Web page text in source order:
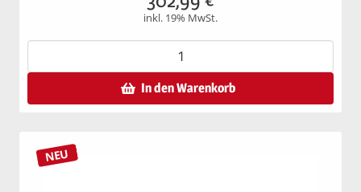
inkl. 19% MwSt.
In den Warenkorb
NEU